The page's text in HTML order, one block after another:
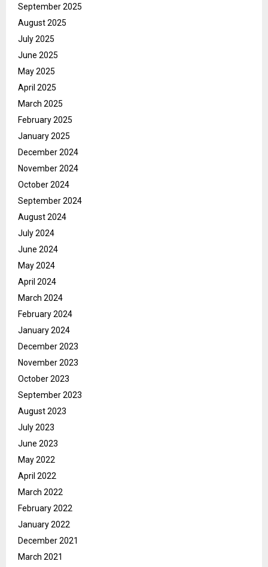
September 2025
August 2025
July 2025
June 2025
May 2025
April 2025
March 2025
February 2025
January 2025
December 2024
November 2024
October 2024
September 2024
August 2024
July 2024
June 2024
May 2024
April 2024
March 2024
February 2024
January 2024
December 2023
November 2023
October 2023
September 2023
August 2023
July 2023
June 2023
May 2022
April 2022
March 2022
February 2022
January 2022
December 2021
March 2021